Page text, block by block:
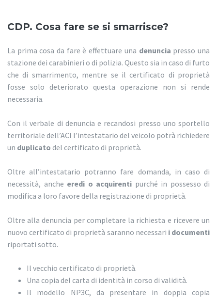
CDP. Cosa fare se si smarrisce?
La prima cosa da fare è effettuare una denuncia presso una
stazione dei carabinieri o di polizia. Questo sia in caso di furto
che di smarrimento, mentre se il certificato di proprietà
fosse solo deteriorato questa operazione non si rende
necessaria.
Con il verbale di denuncia e recandosi presso uno sportello
territoriale dell’ACI l’intestatario del veicolo potrà richiedere
un duplicato del certificato di proprietà.
Oltre all’intestatario potranno fare domanda, in caso di
necessità, anche eredi o acquirenti purché in possesso di
modifica a loro favore della registrazione di proprietà.
Oltre alla denuncia per completare la richiesta e ricevere un
nuovo certificato di proprietà saranno necessari i documenti
riportati sotto.
Il vecchio certificato di proprietà.
Una copia del carta di identità in corso di validità.
Il modello NP3C, da presentare in doppia copia